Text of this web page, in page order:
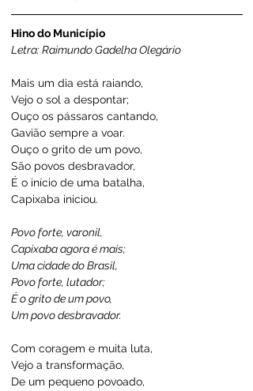
Hino do Município
Letra: Raimundo Gadelha Olegário
Mais um dia está raiando,
Vejo o sol a despontar;
Ouço os pássaros cantando,
Gavião sempre a voar.
Ouço o grito de um povo,
São povos desbravador,
É o início de uma batalha,
Capixaba iniciou.
Povo forte, varonil,
Capixaba agora é mais;
Uma cidade do Brasil,
Povo forte, lutador;
É o grito de um povo,
Um povo desbravador.
Com coragem e muita luta,
Vejo a transformação,
De um pequeno povoado,